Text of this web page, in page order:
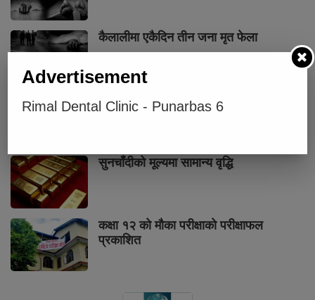
कैलालीमा एकैदिन तीन जना मृत फेला
ट्याङ्करबाट पेट्रोल चोरी गरी बिक्री गर्ने सात
जना पक्राउ
सुनचाँदीको मूल्यमा सामान्य वृद्धि
कक्षा १२ को मौका परीक्षाको परीक्षाफल
प्रकाशित
Advertisement
Rimal Dental Clinic - Punarbas 6